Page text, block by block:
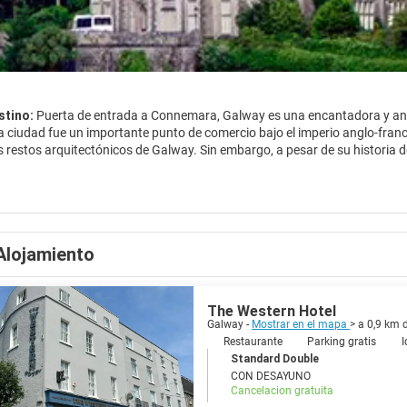
Puerta de entrada a Connemara, Galway es una encantadora y
ciudad fue un importante punto de comercio bajo el imperio anglo-
restos arquitectónicos de Galway. Sin embargo, a pesar de su
antiguas casas de mercaderes. Eyre Square es el corazón de la
los días en que el comercio español floreció y el jerez era introducido
que siempre está llena de exposiciones y festivales.
la verdadera esencia de Galway.
The Western Hotel
Galway - Mostrar en el mapa > a 0,9 km
Restaurante
Parking gratis
Standard Double
CON DESAYUNO
Cancelacion gratuita